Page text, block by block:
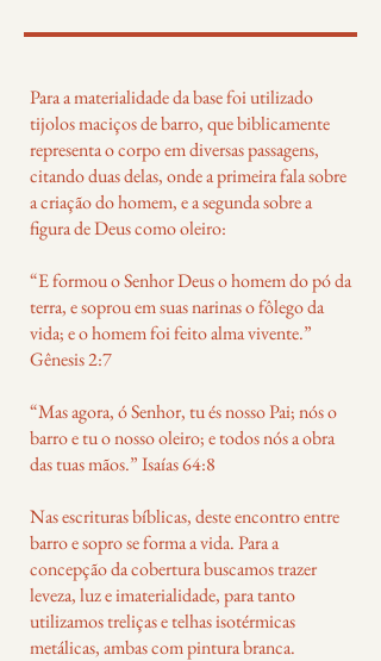
Para a materialidade da base foi utilizado
tijolos maciços de barro, que biblicamente
representa o corpo em diversas passagens,
citando duas delas, onde a primeira fala sobre
a criação do homem, e a segunda sobre a
figura de Deus como oleiro:
“E formou o Senhor Deus o homem do pó da
terra, e soprou em suas narinas o fôlego da
vida; e o homem foi feito alma vivente.”
Gênesis 2:7
“Mas agora, ó Senhor, tu és nosso Pai; nós o
barro e tu o nosso oleiro; e todos nós a obra
das tuas mãos.” Isaías 64:8
Nas escrituras bíblicas, deste encontro entre
barro e sopro se forma a vida. Para a
concepção da cobertura buscamos trazer
leveza, luz e imaterialidade, para tanto
utilizamos treliças e telhas isotérmicas
metálicas, ambas com pintura branca.